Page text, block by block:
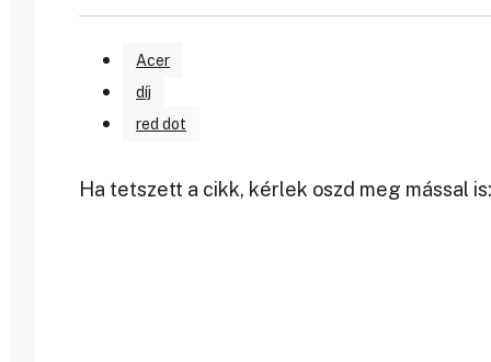
Acer
díj
red dot
Ha tetszett a cikk, kérlek oszd meg mással is: